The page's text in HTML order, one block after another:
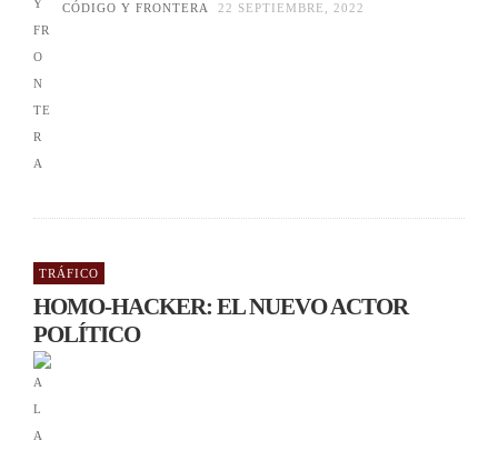
CÓDIGO Y FRONTERA 22 SEPTIEMBRE, 2022
TRÁFICO
HOMO-HACKER: EL NUEVO ACTOR
POLÍTICO